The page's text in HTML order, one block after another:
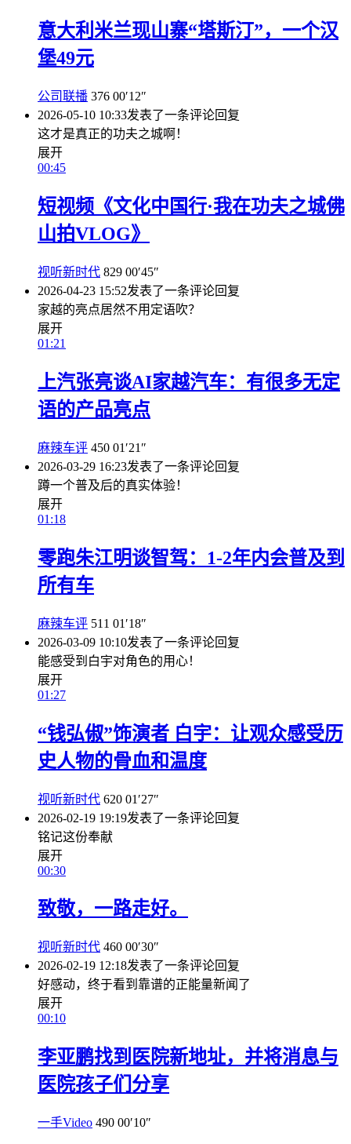
意大利米兰现山寨“塔斯汀”，一个汉
堡49元
公司联播 376 00′12″
2026-05-10 10:33发表了一条评论回复
这才是真正的功夫之城啊！
展开
00:45
短视频《文化中国行·我在功夫之城佛
山拍VLOG》
视听新时代 829 00′45″
2026-04-23 15:52发表了一条评论回复
家越的亮点居然不用定语吹？
展开
01:21
上汽张亮谈AI家越汽车：有很多无定
语的产品亮点
麻辣车评 450 01′21″
2026-03-29 16:23发表了一条评论回复
蹲一个普及后的真实体验！
展开
01:18
零跑朱江明谈智驾：1-2年内会普及到
所有车
麻辣车评 511 01′18″
2026-03-09 10:10发表了一条评论回复
能感受到白宇对角色的用心！
展开
01:27
“钱弘俶”饰演者 白宇：让观众感受历
史人物的骨血和温度
视听新时代 620 01′27″
2026-02-19 19:19发表了一条评论回复
铭记这份奉献
展开
00:30
致敬，一路走好。
视听新时代 460 00′30″
2026-02-19 12:18发表了一条评论回复
好感动，终于看到靠谱的正能量新闻了
展开
00:10
李亚鹏找到医院新地址，并将消息与
医院孩子们分享
一手Video 490 00′10″